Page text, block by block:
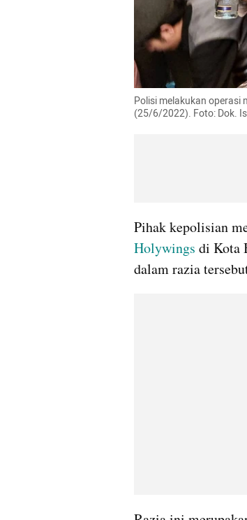
Polisi melakukan operasi
(25/6/2022). Foto: Dok.
Holywings di Kota
dalam razia